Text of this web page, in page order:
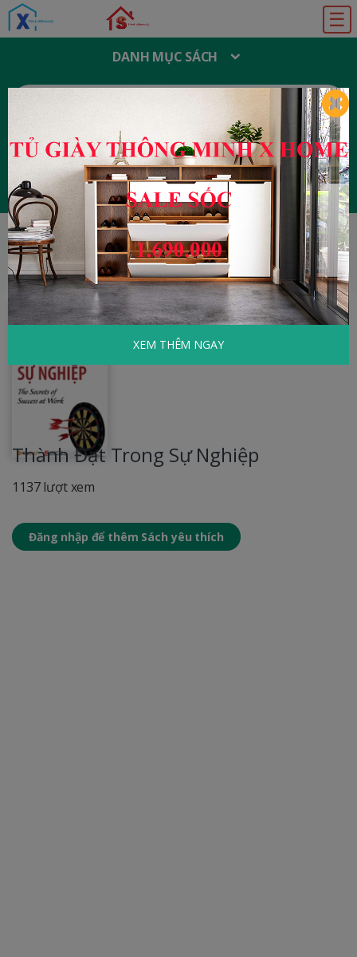
☰
DANH MỤC SÁCH
T
M
I
:
Đăng ký Đăng nhập
HOME Tâm Lý - Kỹ Năng Sống
Thành Đạt
Trong Sự Nghiệp
Thành Đạt Trong Sự Nghiệp
1137 lượt xem
Đăng nhập để thêm Sách yêu thích
XEM THÊM NGAY